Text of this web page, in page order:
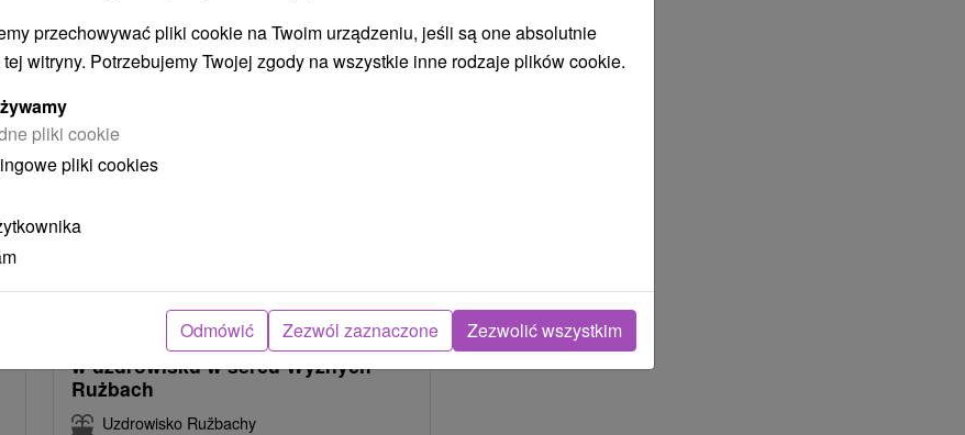
/noc/osoba
Magia relaksu i regeneracji wellness
w uzdrowisku w sercu Wyżnych
Rużbach
Uzdrowisko Ružbachy
przechowywać pliki cookie na Twoim urządzeniu, jeśli są one absolutnie
witryny. Potrzebujemy Twojej zgody na wszystkie inne rodzaje plików cookie.
pliki cookie
pliki cookies
Odmówić Zezwól zaznaczone Zezwolić wszystkim